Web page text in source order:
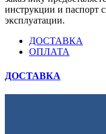
инструкции и паспорт
эксплуатации.
ДОСТАВКА
ОПЛАТА
ДОСТАВКА